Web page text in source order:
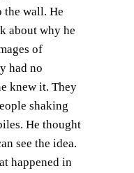
the wall. He
about why he
of
had no
knew it. They
shaking
He thought
see the idea.
happened in